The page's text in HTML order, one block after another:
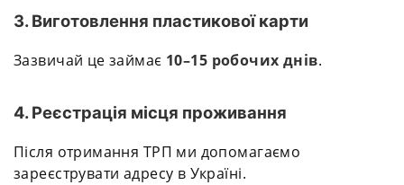
3. Виготовлення пластикової карти
Зазвичай це займає 10–15 робочих днів.
4. Реєстрація місця проживання
Після отримання ТРП ми допомагаємо
зареєструвати адресу в Україні.